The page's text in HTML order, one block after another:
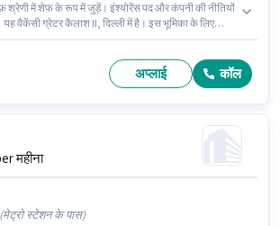
में शेफ के रूप में जुड़ें। इंश्योरेंस पद और कंपनी की नीतियों
वैकेंसी ग्रेटर कैलाश II, दिल्ली में है। इस भूमिका के लिए
अप्लाई कॉल
महीना
(मेट्रो स्टेशन के पास)